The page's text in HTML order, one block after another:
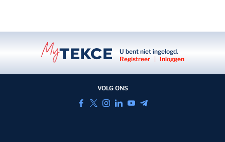
U bent niet ingelogd.
Registreer
Inloggen
VOLG ONS